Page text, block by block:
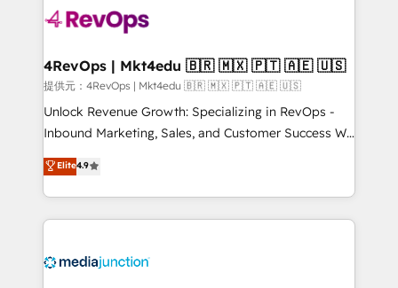
requirement). ✔️Helped over 25,000+ customers so
far with our HubSpot solutions. ✔️Bespoke apps &
on-demand bundle services. Connect with us today!
4RevOps | Mkt4edu 🇧🇷 🇲🇽 🇵🇹 🇦🇪 🇺🇸
提供元：4RevOps | Mkt4edu 🇧🇷 🇲🇽 🇵🇹 🇦🇪 🇺🇸
Unlock Revenue Growth: Specializing in RevOps -
Inbound Marketing, Sales, and Customer Success We
specialize in driving revenue growth for companies
across industries through tailored marketing, sales,
and customer success strategies, utilizing RevOps
methodologies. As Latin America's largest HubSpot
offer unparalleled insights. Operating in five
Elite4.9